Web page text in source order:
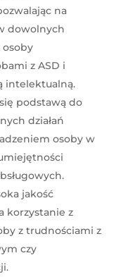
na
dowolnych
osoby
z ASD i
intelektualną.
podstawą do
działań
osoby w
jakość
korzystanie z
z trudnościami z
czy